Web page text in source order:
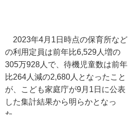
2023年4月1日時点の保育所など
の利用定員は前年比6,529人増の
305万928人で、待機児童数は前年
比264人減の2,680人となったこと
が、こども家庭庁が9月1日に公表
した集計結果から明らかとなっ